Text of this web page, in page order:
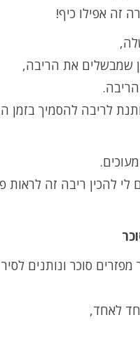
זה אפילו כיף!
שמבשלים את הריבה,
.
לריבה להסמיך בזמן
.
להכין ריבה זה לראות
סוכר ונותנים
לאחד,